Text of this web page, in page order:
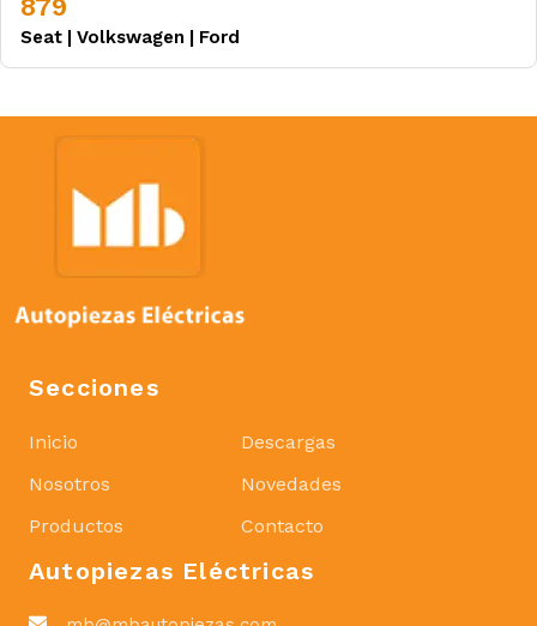
879
Seat | Volkswagen | Ford
Secciones
Inicio
Nosotros
Productos
Descargas
Novedades
Contacto
Autopiezas Eléctricas